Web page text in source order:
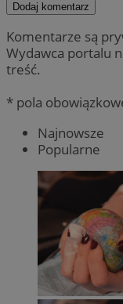
Dodaj komentarz
Komentarze są
Wydawca portalu
treść.
* pola
Najnowsze
Popularne